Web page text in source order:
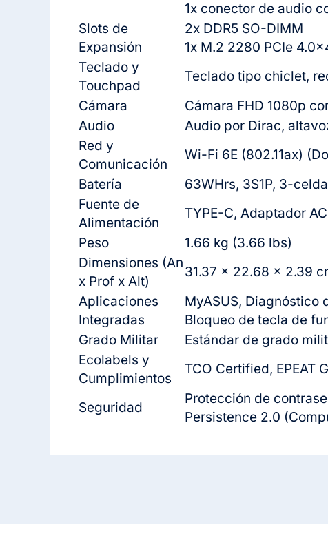
1x conector de audio
Slots de
Expansión
2x DDR5 SO-DIMM
1x M.2 2280 PCIe
Teclado y
Touchpad
Teclado tipo chiclet,
Cámara
Cámara FHD 1080p
Audio
Audio por Dirac,
Red y
Comunicación
Wi-Fi 6E (802.11ax)
Batería
63WHrs, 3S1P, 3-
Fuente de
Alimentación
TYPE-C, Adaptador
Peso
1.66 kg (3.66 lbs)
Dimensiones (An
x Prof x Alt)
31.37 x 22.68 x 2.39
Aplicaciones
Integradas
MyASUS, Diagnóstico
Bloqueo de tecla de
Grado Militar
Estándar de grado
Ecolabels y
Cumplimientos
TCO Certified, EPEAT
Seguridad
Protección de
Persistence 2.0